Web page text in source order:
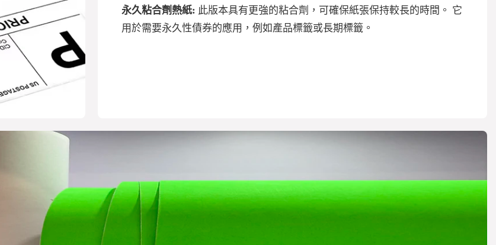
永久粘合劑熱紙: 此版本具有更強的粘合劑，可確保紙張保持較長的時間。 它
用於需要永久性債券的應用，例如產品標籤或長期標籤。